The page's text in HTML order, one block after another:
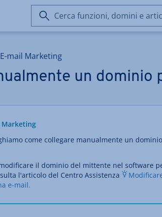
Cerca
di
E-mail Marketing
un dominio
Marketing
come collegare manualmente un
il dominio del mittente nel software
l'articolo del Centro Assistenza
e-mail.